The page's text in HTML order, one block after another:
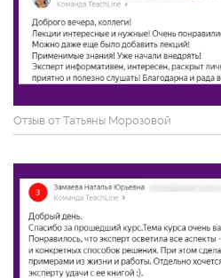
Отзыв от Татьяны Морозовой